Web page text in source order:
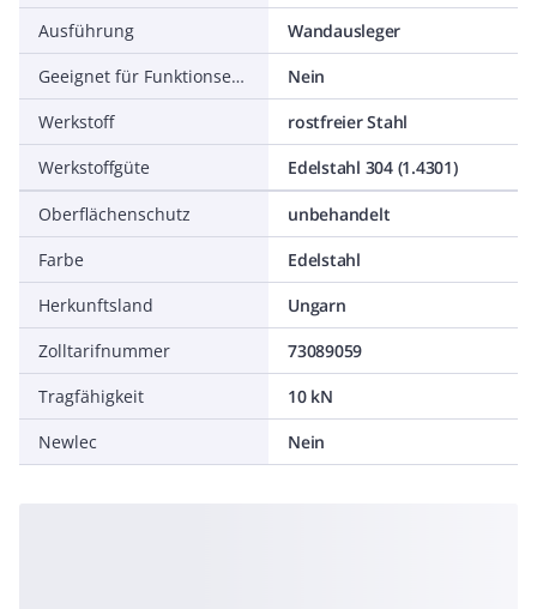
Ausführung
Wandausleger
Geeignet für Funktionserhalt
Nein
Werkstoff
rostfreier Stahl
Werkstoffgüte
Edelstahl 304 (1.4301)
Oberflächenschutz
unbehandelt
Farbe
Edelstahl
Herkunftsland
Ungarn
Zolltarifnummer
73089059
Tragfähigkeit
10 kN
Newlec
Nein